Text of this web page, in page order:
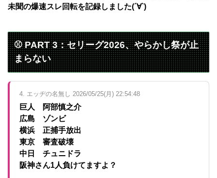
未聞の爆速スレ回転を記録しました(´∀`)
⚾ PART 3：セリーグ2026、やらかし祭が止
まらない
4. エッヂの名無し 2026/05/25(月) 22:54:48
巨人 阿部慎之介
広島 ゾンビ
横浜 正捕手放出
東京 審査破壊
中日 チュニドラ
阪神さん1人負けてますよ？